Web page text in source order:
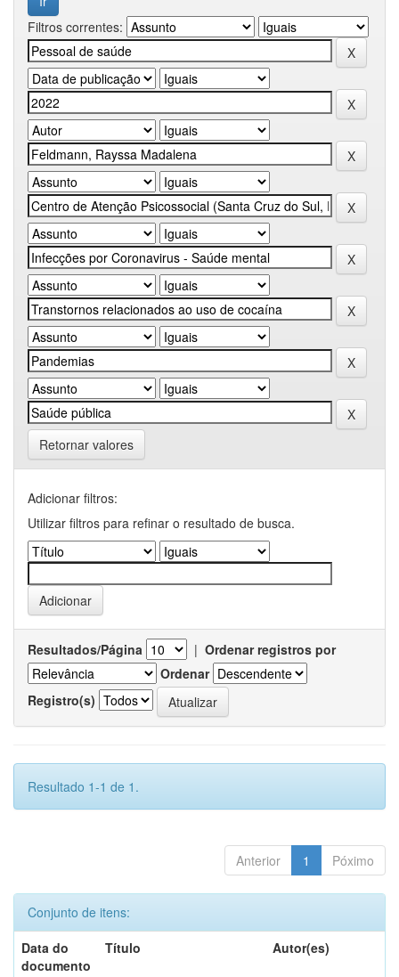
Filtros correntes:
Retornar valores
Adicionar filtros:
Utilizar filtros para refinar o resultado de busca.
Resultados/Página | Ordenar registros por
Ordenar
Registro(s)
Resultado 1-1 de 1.
Anterior 1 Póximo
Conjunto de itens:
Data do
documento
Título Autor(es)